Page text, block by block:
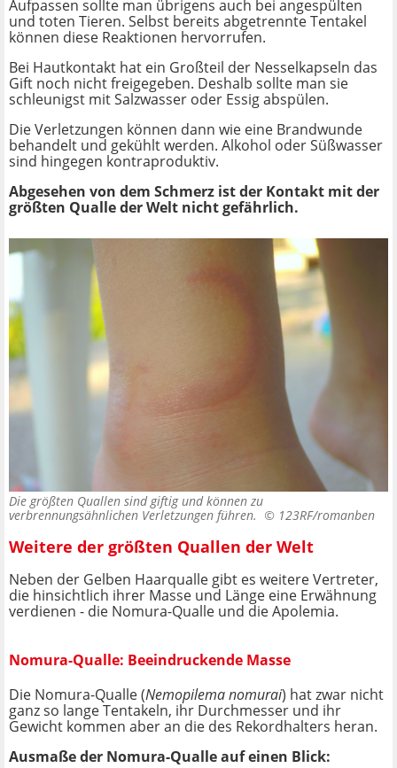
Aufpassen sollte man übrigens auch bei angespülten
und toten Tieren. Selbst bereits abgetrennte Tentakel
können diese Reaktionen hervorrufen.
Bei Hautkontakt hat ein Großteil der Nesselkapseln das
Gift noch nicht freigegeben. Deshalb sollte man sie
schleunigst mit Salzwasser oder Essig abspülen.
Die Verletzungen können dann wie eine Brandwunde
behandelt und gekühlt werden. Alkohol oder Süßwasser
sind hingegen kontraproduktiv.
Abgesehen von dem Schmerz ist der Kontakt mit der
größten Qualle der Welt nicht gefährlich.
Die größten Quallen sind giftig und können zu
verbrennungsähnlichen Verletzungen führen. © 123RF/romanben
Weitere der größten Quallen der Welt
Neben der Gelben Haarqualle gibt es weitere Vertreter,
die hinsichtlich ihrer Masse und Länge eine Erwähnung
verdienen - die Nomura-Qualle und die Apolemia.
Nomura-Qualle: Beeindruckende Masse
Die Nomura-Qualle (Nemopilema nomurai) hat zwar nicht
ganz so lange Tentakeln, ihr Durchmesser und ihr
Gewicht kommen aber an die des Rekordhalters heran.
Ausmaße der Nomura-Qualle auf einen Blick: